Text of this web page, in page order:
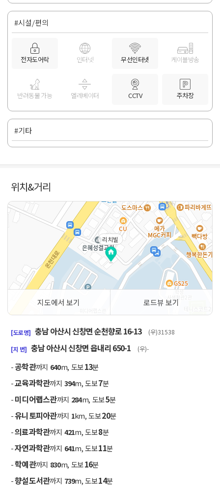
#시설/편의
전자도어락 인터넷 무선인터넷 케이블방송
반려동물 가능 엘레베이터 CCTV 주차장
#기타
위치&거리
리치빌
지도에서 보기 로드뷰 보기
[도로명] 충남 아산시 신창면 순천향로 16-13 (우)31538
[지 번] 충남 아산시 신창면 읍내리 650-1 (우)-
-공학관까지 640m, 도보13분
-교육과학관까지 394m, 도보7분
-미디어랩스관까지 284m, 도보5분
-유니토피아관까지 1km, 도보20분
-의료과학관까지 421m, 도보8분
-자연과학관까지 641m, 도보11분
-학예관까지 830m, 도보16분
-향설도서관까지 739m, 도보14분